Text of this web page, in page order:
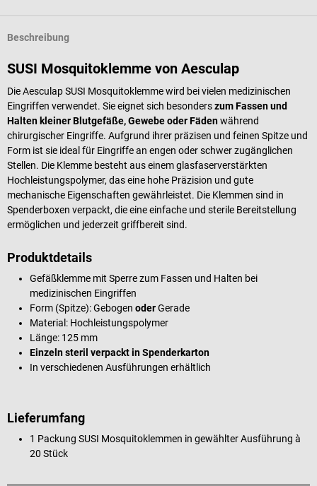
Beschreibung
SUSI Mosquitoklemme von Aesculap
Die Aesculap SUSI Mosquitoklemme wird bei vielen medizinischen
Eingriffen verwendet. Sie eignet sich besonderszum Fassen und
Halten kleiner Blutgefäße, Gewebe oder Fädenwährend
chirurgischer Eingriffe. Aufgrund ihrer präzisen und feinen Spitze und
Form ist sie ideal für Eingriffe an engen oder schwer zugänglichen
Stellen. Die Klemme besteht aus einem glasfaserverstärkten
Hochleistungspolymer, das eine hohe Präzision und gute
mechanische Eigenschaften gewährleistet. Die Klemmen sind in
Spenderboxen verpackt, die eine einfache und sterile Bereitstellung
ermöglichen und jederzeit griffbereit sind.
Produktdetails
Gefäßklemme mit Sperre zum Fassen und Halten bei
medizinischen Eingriffen
Form (Spitze): Gebogen oderGerade
Material: Hochleistungspolymer
Länge: 125 mm
Einzeln steril verpackt in Spenderkarton
In verschiedenen Ausführungen erhältlich
Lieferumfang
1 Packung SUSI Mosquitoklemmen in gewählter Ausführung à
20 Stück